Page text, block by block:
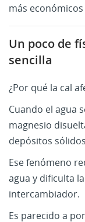
más
Un poco de
sencilla
¿Por qué la cal
Cuando el agua
magnesio
depósitos
Ese fenómeno
agua y dificulta
intercambiador.
Es parecido a